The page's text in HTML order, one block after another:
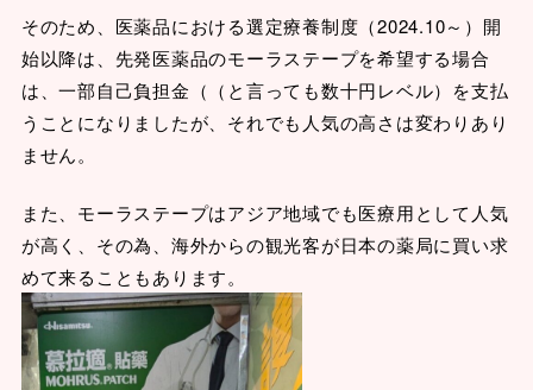
そのため、医薬品における選定療養制度（2024.10～）開
始以降は、先発医薬品のモーラステープを希望する場合
は、一部自己負担金（（と言っても数十円レベル）を支払
うことになりましたが、それでも人気の高さは変わりあり
ません。
また、モーラステープはアジア地域でも医療用として人気
が高く、その為、海外からの観光客が日本の薬局に買い求
めて来ることもあります。